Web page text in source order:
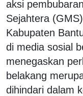
aksi
Sejahtera
Kabupaten
di media sosial
menegaskan
belakang
dihindari dalam